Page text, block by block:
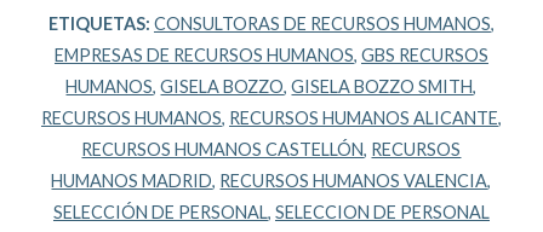
ETIQUETAS: CONSULTORAS DE RECURSOS HUMANOS,
EMPRESAS DE RECURSOS HUMANOS, GBS RECURSOS
HUMANOS,GISELA BOZZO,GISELA BOZZO SMITH,
RECURSOS HUMANOS, RECURSOS HUMANOS ALICANTE,
RECURSOS HUMANOS CASTELLÓN, RECURSOS
HUMANOS MADRID, RECURSOS HUMANOS VALENCIA,
SELECCIÓN DE PERSONAL, SELECCION DE PERSONAL